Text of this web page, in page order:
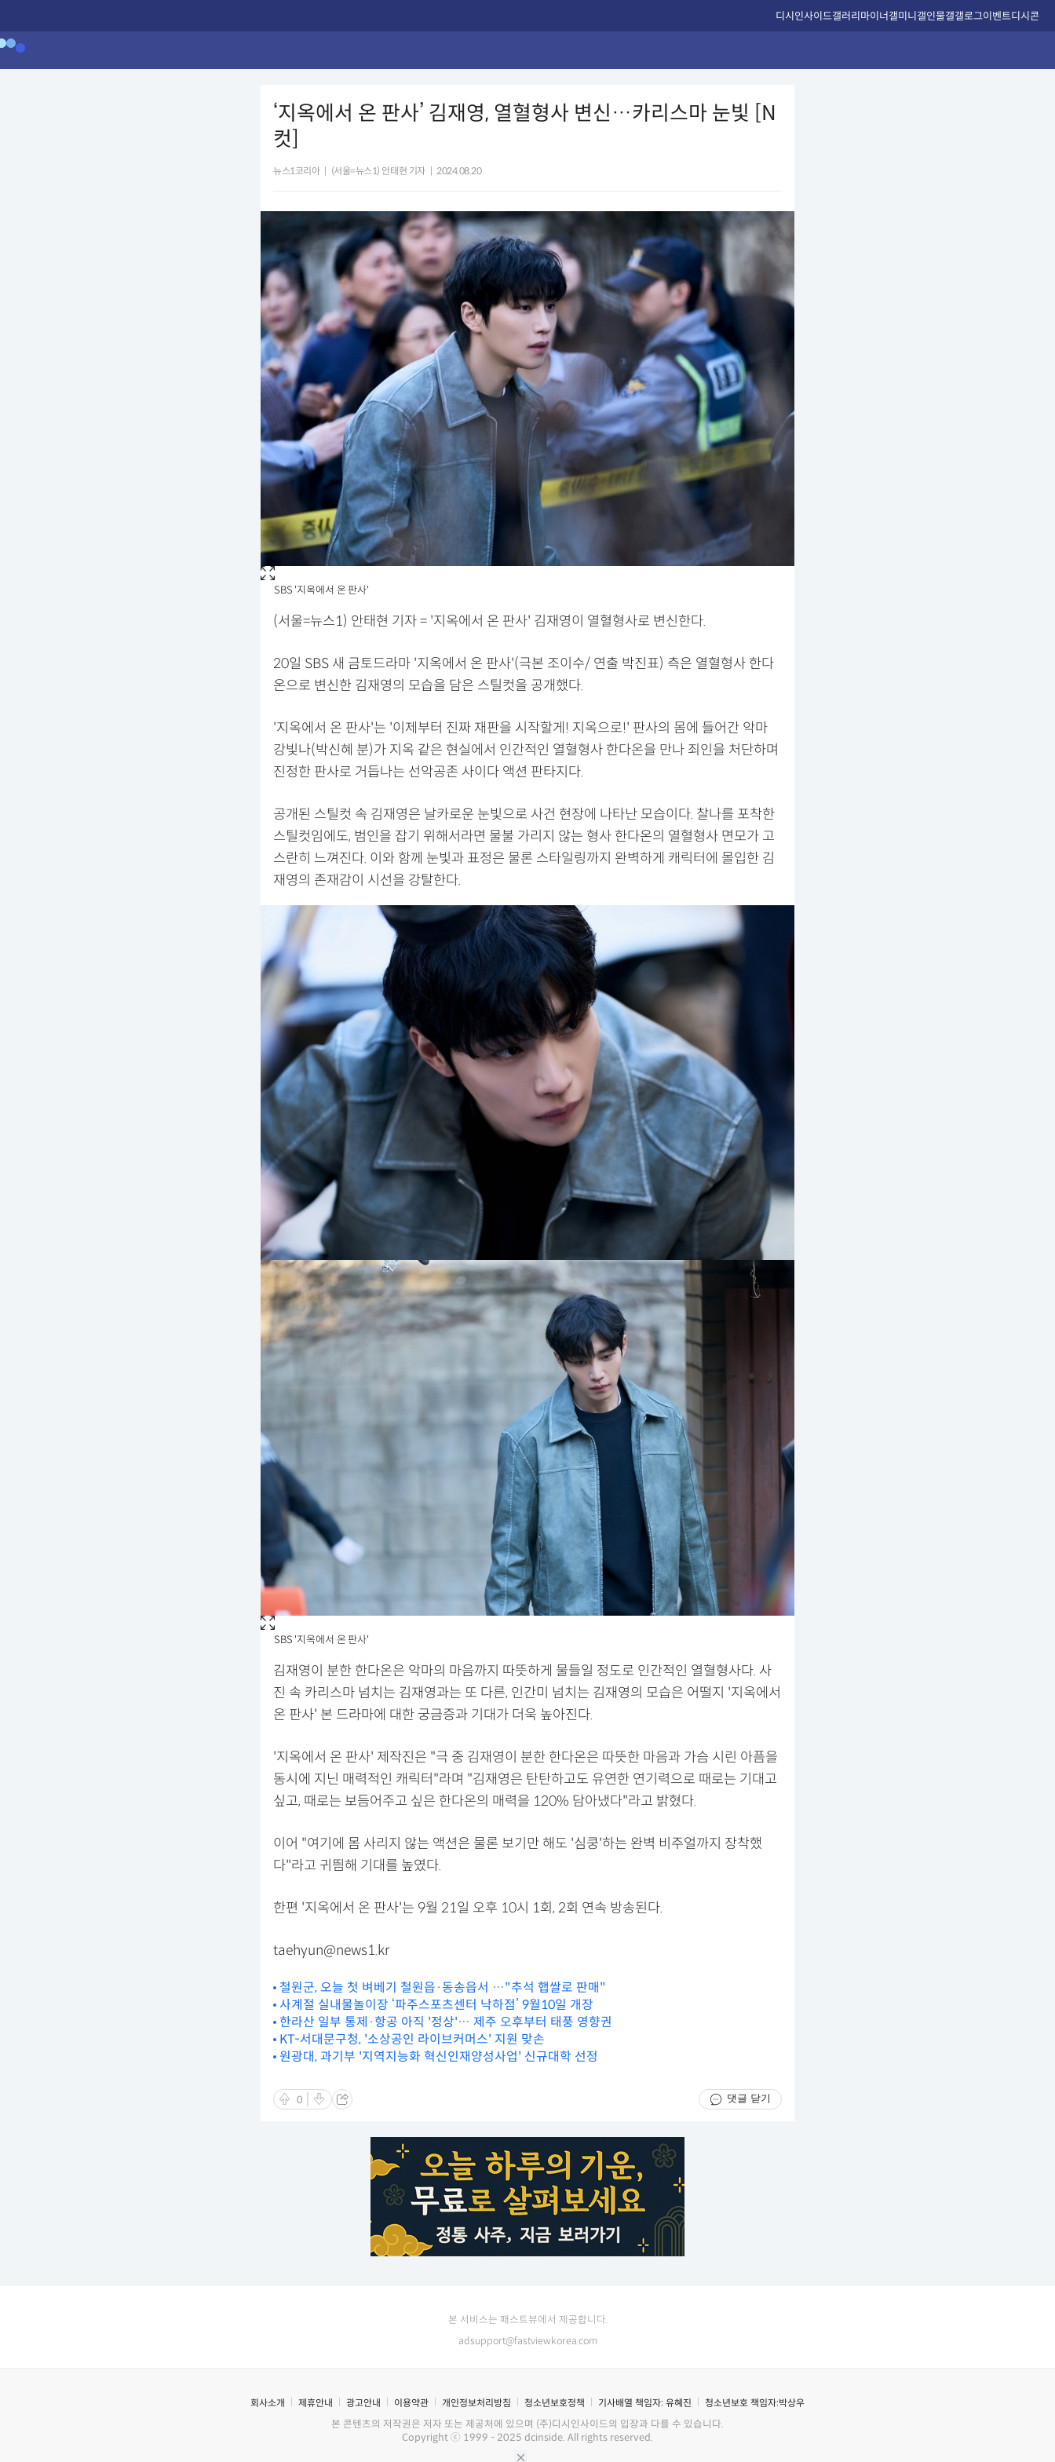
디시인사이드갤러리마이너갤미니갤인물갤갤로그이벤트디시콘
‘지옥에서 온 판사’ 김재영, 열혈형사 변신…카리스마 눈빛 [N
컷]
뉴스1코리아 (서울=뉴스1) 안태현 기자 2024.08.20
SBS '지옥에서 온 판사'
(서울=뉴스1) 안태현 기자 = '지옥에서 온 판사' 김재영이 열혈형사로 변신한다.
20일 SBS 새 금토드라마 '지옥에서 온 판사'(극본 조이수/ 연출 박진표) 측은 열혈형사 한다
온으로 변신한 김재영의 모습을 담은 스틸컷을 공개했다.
'지옥에서 온 판사'는 '이제부터 진짜 재판을 시작할게! 지옥으로!' 판사의 몸에 들어간 악마
강빛나(박신혜 분)가 지옥 같은 현실에서 인간적인 열혈형사 한다온을 만나 죄인을 처단하며
진정한 판사로 거듭나는 선악공존 사이다 액션 판타지다.
공개된 스틸컷 속 김재영은 날카로운 눈빛으로 사건 현장에 나타난 모습이다. 찰나를 포착한
스틸컷임에도, 범인을 잡기 위해서라면 물불 가리지 않는 형사 한다온의 열혈형사 면모가 고
스란히 느껴진다. 이와 함께 눈빛과 표정은 물론 스타일링까지 완벽하게 캐릭터에 몰입한 김
재영의 존재감이 시선을 강탈한다.
SBS '지옥에서 온 판사'
김재영이 분한 한다온은 악마의 마음까지 따뜻하게 물들일 정도로 인간적인 열혈형사다. 사
진 속 카리스마 넘치는 김재영과는 또 다른, 인간미 넘치는 김재영의 모습은 어떨지 '지옥에서
온 판사' 본 드라마에 대한 궁금증과 기대가 더욱 높아진다.
'지옥에서 온 판사' 제작진은 "극 중 김재영이 분한 한다온은 따뜻한 마음과 가슴 시린 아픔을
동시에 지닌 매력적인 캐릭터"라며 "김재영은 탄탄하고도 유연한 연기력으로 때로는 기대고
싶고, 때로는 보듬어주고 싶은 한다온의 매력을 120% 담아냈다"라고 밝혔다.
이어 "여기에 몸 사리지 않는 액션은 물론 보기만 해도 '심쿵'하는 완벽 비주얼까지 장착했
다"라고 귀띔해 기대를 높였다.
한편 '지옥에서 온 판사'는 9월 21일 오후 10시 1회, 2회 연속 방송된다.
taehyun@news1.kr
철원군, 오늘 첫 벼베기 철원읍·동송읍서 …"추석 햅쌀로 판매"
사계절 실내물놀이장 ‘파주스포츠센터 낙하점’ 9월10일 개장
한라산 일부 통제·항공 아직 '정상'… 제주 오후부터 태풍 영향권
KT-서대문구청, '소상공인 라이브커머스' 지원 맞손
원광대, 과기부 '지역지능화 혁신인재양성사업' 신규대학 선정
0 댓글 닫기
본 서비스는 패스트뷰에서 제공합니다.
adsupport@fastviewkorea.com
회사소개 제휴안내 광고안내 이용약관 개인정보처리방침 청소년보호정책 기사배열 책임자: 유혜진 청소년보호 책임자:박상우
본 콘텐츠의 저작권은 저자 또는 제공처에 있으며 (주)디시인사이드의 입장과 다를 수 있습니다.
Copyright ⓒ 1999 - 2025 dcinside. All rights reserved.